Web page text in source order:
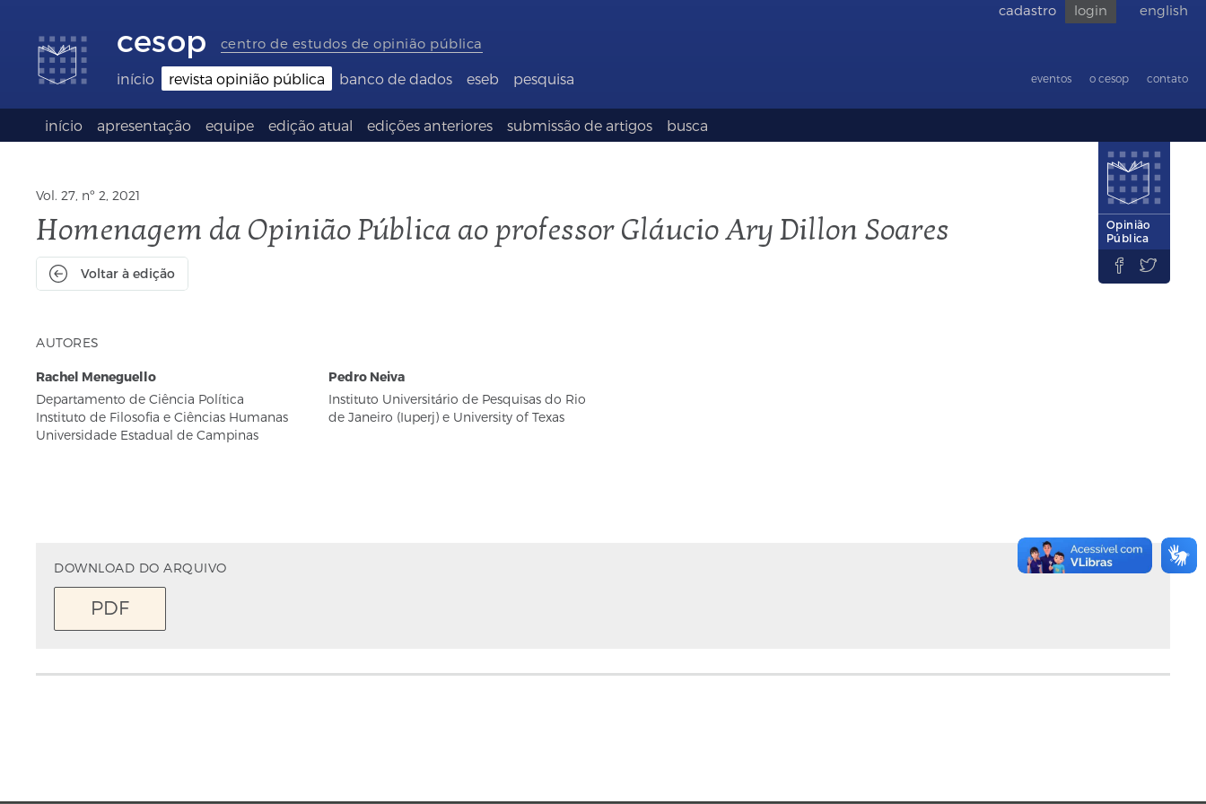
acessibilidade
conteúdo
rodapé
idioma
(Language
selection)
cesop centro de estudos de opinião pública
início revista opinião pública
início apresentação equipe edição atual edições anteriores submissão de artigos busca
banco de dados eseb pesquisa eventos o cesop contato
cadastro login english
Vol. 27, nº 2, 2021
Homenagem da Opinião Pública ao professor Gláucio Ary Dillon Soares
Voltar à edição
Opinião
Pública
 
AUTORES
Rachel Meneguello
Departamento de Ciência Política
Instituto de Filosofia e Ciências Humanas
Universidade Estadual de Campinas
Pedro Neiva
Instituto Universitário de Pesquisas do Rio
de Janeiro (Iuperj) e University of Texas
DOWNLOAD DO ARQUIVO
PDF